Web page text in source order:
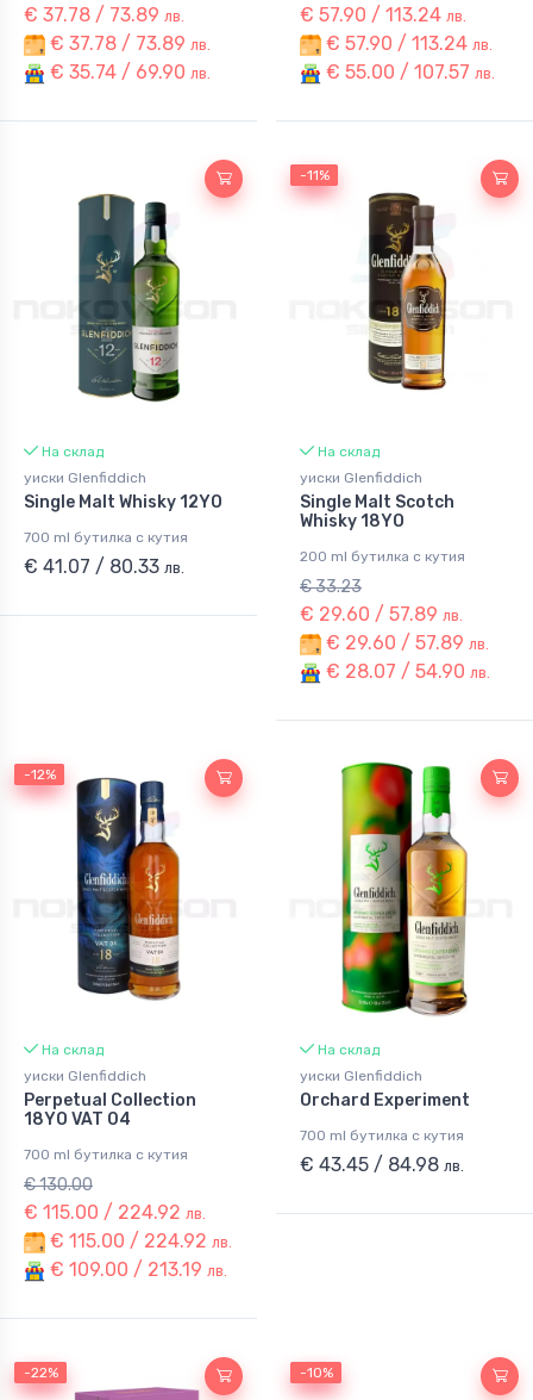
€ 37.78 / 73.89 лв.
€ 37.78 / 73.89 лв.
€ 35.74 / 69.90 лв.
€ 57.90 / 113.24 лв.
€ 57.90 / 113.24 лв.
€ 55.00 / 107.57 лв.
На склад
уиски Glenfiddich
Single Malt Whisky 12YO
700 ml бутилка с кутия
€ 41.07 / 80.33 лв.
-11%
-11%
На склад
уиски Glenfiddich
Single Malt Scotch
Whisky 18YO
200 ml бутилка с кутия
€ 33.23
€ 29.60 / 57.89 лв.
€ 29.60 / 57.89 лв.
€ 28.07 / 54.90 лв.
-12%
-12%
На склад
уиски Glenfiddich
Perpetual Collection
18YO VAT 04
700 ml бутилка с кутия
€ 130.00
€ 115.00 / 224.92 лв.
€ 115.00 / 224.92 лв.
€ 109.00 / 213.19 лв.
На склад
уиски Glenfiddich
Orchard Experiment
700 ml бутилка с кутия
€ 43.45 / 84.98 лв.
-22%
-22% -10%
-10%